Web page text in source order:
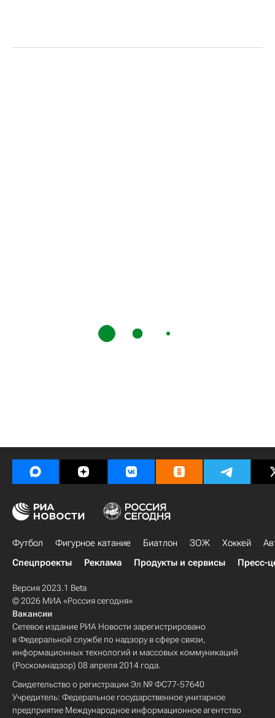
Футбол Фигурное катание Биатлон ЗОЖ Хоккей
Спецпроекты
Реклама Продукты и сервисы Пресс-
Версия 2023.1 Beta
© 2026 МИА «Россия сегодня»
Вакансии
Сетевое издание РИА Новости зарегистрировано
в Федеральной службе по надзору в сфере связи,
информационных технологий и массовых коммуникаций
(Роскомнадзор) 08 апреля 2014 года.
Свидетельство о регистрации Эл № ФС77-57640
Учредитель: Федеральное государственное унитарное
предприятие Международное информационное агентство